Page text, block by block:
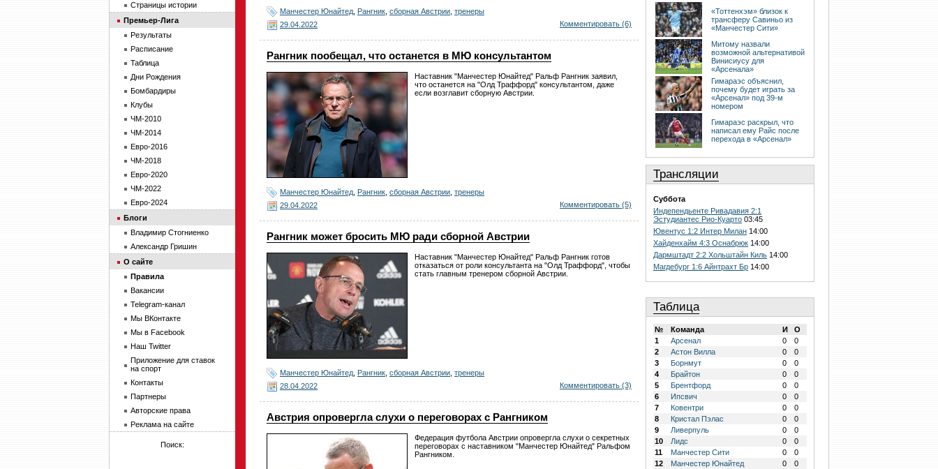
Манчестер Юнайтед Рангник сборная Австрии тренеры
29.04.2022
Комментировать (6)
Рангник пообещал, что останется в МЮ консультантом
Наставник "Манчестер Юнайтед" Ральф Рангник заявил,
что останется на "Олд Траффорд" консультантом, даже
если возглавит сборную Австрии.
Манчестер Юнайтед Рангник сборная Австрии тренеры
29.04.2022
Комментировать (5)
Рангник может бросить МЮ ради сборной Австрии
Наставник "Манчестер Юнайтед" Ральф Рангник готов
отказаться от роли консультанта на "Олд Траффорд", чтобы
стать главным тренером сборной Австрии.
Манчестер Юнайтед Рангник сборная Австрии тренеры
28.04.2022
Комментировать (3)
Австрия опровергла слухи о переговорах с Рангником
Федерация футбола Австрии опровергла слухи о секретных
переговорах с наставником "Манчестер Юнайтед" Ральфом
Рангником.
«Тоттенхэм» близок к
трансферу Савиньо из
«Манчестер Сити»
Митому назвали
возможной альтернативой
Винисиусу для
«Арсенала»
Гимараэс объяснил,
почему будет играть за
«Арсенал» под 39-м
номером
Гимараэс раскрыл, что
написал ему Райс после
перехода в «Арсенал»
Трансляции
Суббота
Индепендьенте Ривадавия 2:1
Эстудиантес Рио-Куарто 03:45
Ювентус 1:2 Интер Милан 14:00
Хайденхайм 4:3 Оснабрюк 14:00
Дармштадт 2:2 Хольштайн Киль 14:00
Магдебург 1:6 Айнтрахт Бр 14:00
Таблица
№ Команда И
О
1
Арсенал 0
0
2
Астон Вилла 0
0
3
Борнмут 0
0
4
Брайтон 0
0
5
Брентфорд 0
0
6
Ипсвич 0
0
7
Ковентри 0
0
8
Кристал Пэлас 0
0
9
Ливерпуль 0
0
10
Лидс 0
0
11
Манчестер Сити 0
0
12
Манчестер Юнайтед 0
0
Страницы истории
Премьер-Лига
Результаты
Расписание
Таблица
Дни Рождения
Бомбардиры
Клубы
ЧМ-2010
ЧМ-2014
Евро-2016
ЧМ-2018
Евро-2020
ЧМ-2022
Евро-2024
Блоги
Владимир Стогниенко
Александр Гришин
О сайте
Правила
Вакансии
Telegram-канал
Мы ВКонтакте
Мы в Facebook
Наш Twitter
Приложение для ставок
на спорт
Контакты
Партнеры
Авторские права
Реклама на сайте
Поиск: